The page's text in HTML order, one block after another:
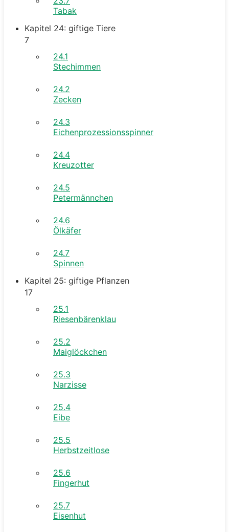
Tabak
Kapitel 24: giftige Tiere
7
24.1
Stechimmen
24.2
Zecken
24.3
Eichenprozessionsspinner
24.4
Kreuzotter
24.5
Petermännchen
24.6
Ölkäfer
24.7
Spinnen
Kapitel 25: giftige Pflanzen
17
25.1
Riesenbärenklau
25.2
Maiglöckchen
25.3
Narzisse
25.4
Eibe
25.5
Herbstzeitlose
25.6
Fingerhut
25.7
Eisenhut